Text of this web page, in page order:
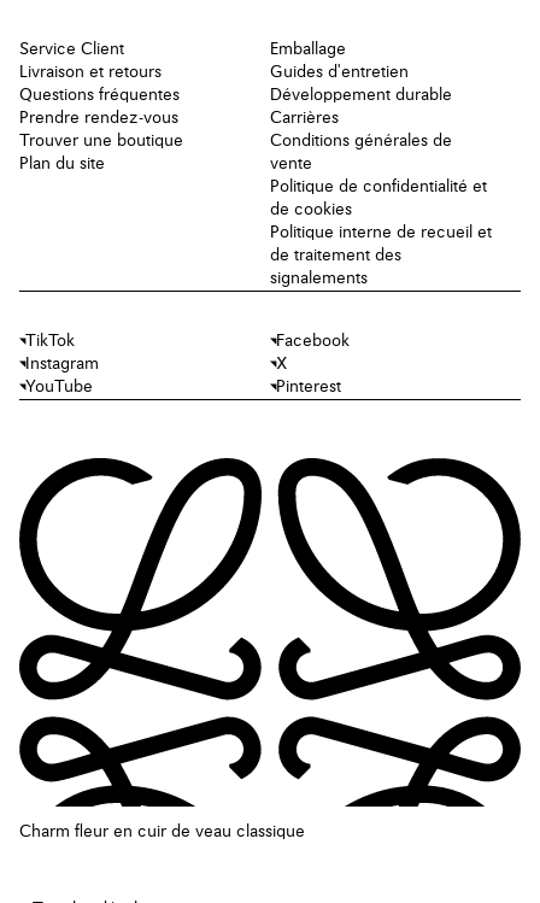
Charm fleur en cuir de veau classique
Service Client
Livraison et retours
Questions fréquentes
Prendre rendez-vous
Trouver une boutique
Plan du site
Emballage
Guides d'entretien
Développement durable
Carrières
Conditions générales de
vente
Politique de confidentialité et
de cookies
Politique interne de recueil et
de traitement des
signalements
TikTok
Facebook
Instagram
X
YouTube
Pinterest